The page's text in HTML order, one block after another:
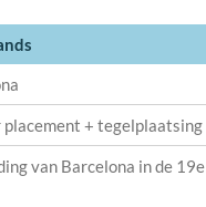
+ tegelplaatsing
van Barcelona in de 19e